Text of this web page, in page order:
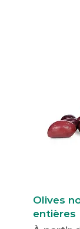
Olives
entières